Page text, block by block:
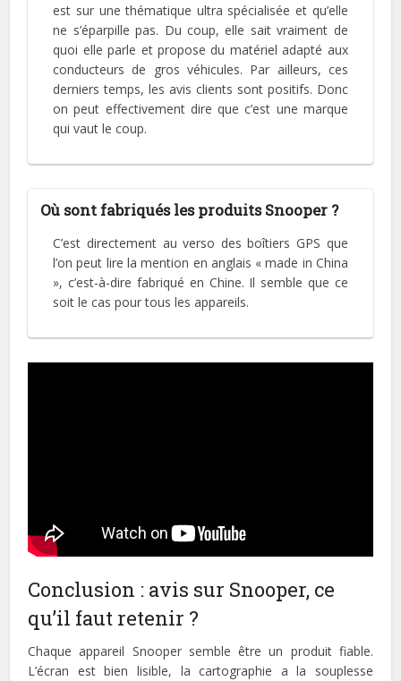
est sur une thématique ultra spécialisée et qu’elle
ne s’éparpille pas. Du coup, elle sait vraiment de
quoi elle parle et propose du matériel adapté aux
conducteurs de gros véhicules. Par ailleurs, ces
derniers temps, les avis clients sont positifs. Donc
on peut effectivement dire que c’est une marque
qui vaut le coup.
Où sont fabriqués les produits Snooper ?
C’est directement au verso des boîtiers GPS que
l’on peut lire la mention en anglais « made in China
», c’est-à-dire fabriqué en Chine. Il semble que ce
soit le cas pour tous les appareils.
Conclusion : avis sur Snooper, ce
qu’il faut retenir ?
Chaque appareil Snooper semble être un produit fiable.
L’écran est bien lisible, la cartographie a la souplesse